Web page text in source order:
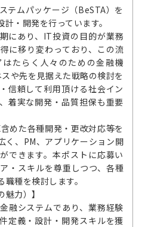
テムパッケージ（BeSTA）を
・開発を行っています。
にあり、IT投資の目的が業務
に移り変わっており、この流
たらく人々のための金融機
や先を見据えた戦略の検討を
信頼して利用頂ける社会イン
着実な開発・品質担保も重要
めた各種開発・更改対応等を
く、PM、アプリケーション開
できます。本ポストに応募い
・スキルを尊重しつつ、各種
種を検討します。
魅力）】
融システムであり、業務経験
定義・設計・開発スキルを獲